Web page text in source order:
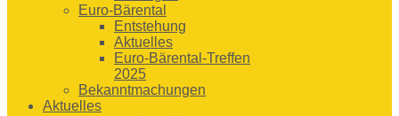
Euro-Bärental
Entstehung
Aktuelles
Euro-Bärental-Treffen
2025
Bekanntmachungen
Aktuelles